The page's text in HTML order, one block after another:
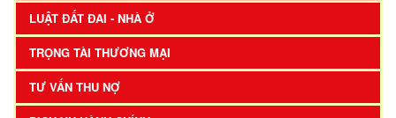
LUẬT ĐẤT ĐAI - NHÀ Ở
TRỌNG TÀI THƯƠNG MẠI
TƯ VẤN THU NỢ